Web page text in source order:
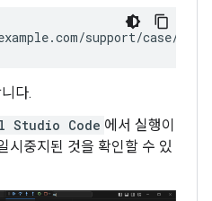
다.
Studio Code 에서 실행이
시중지된 것을 확인할 수 있